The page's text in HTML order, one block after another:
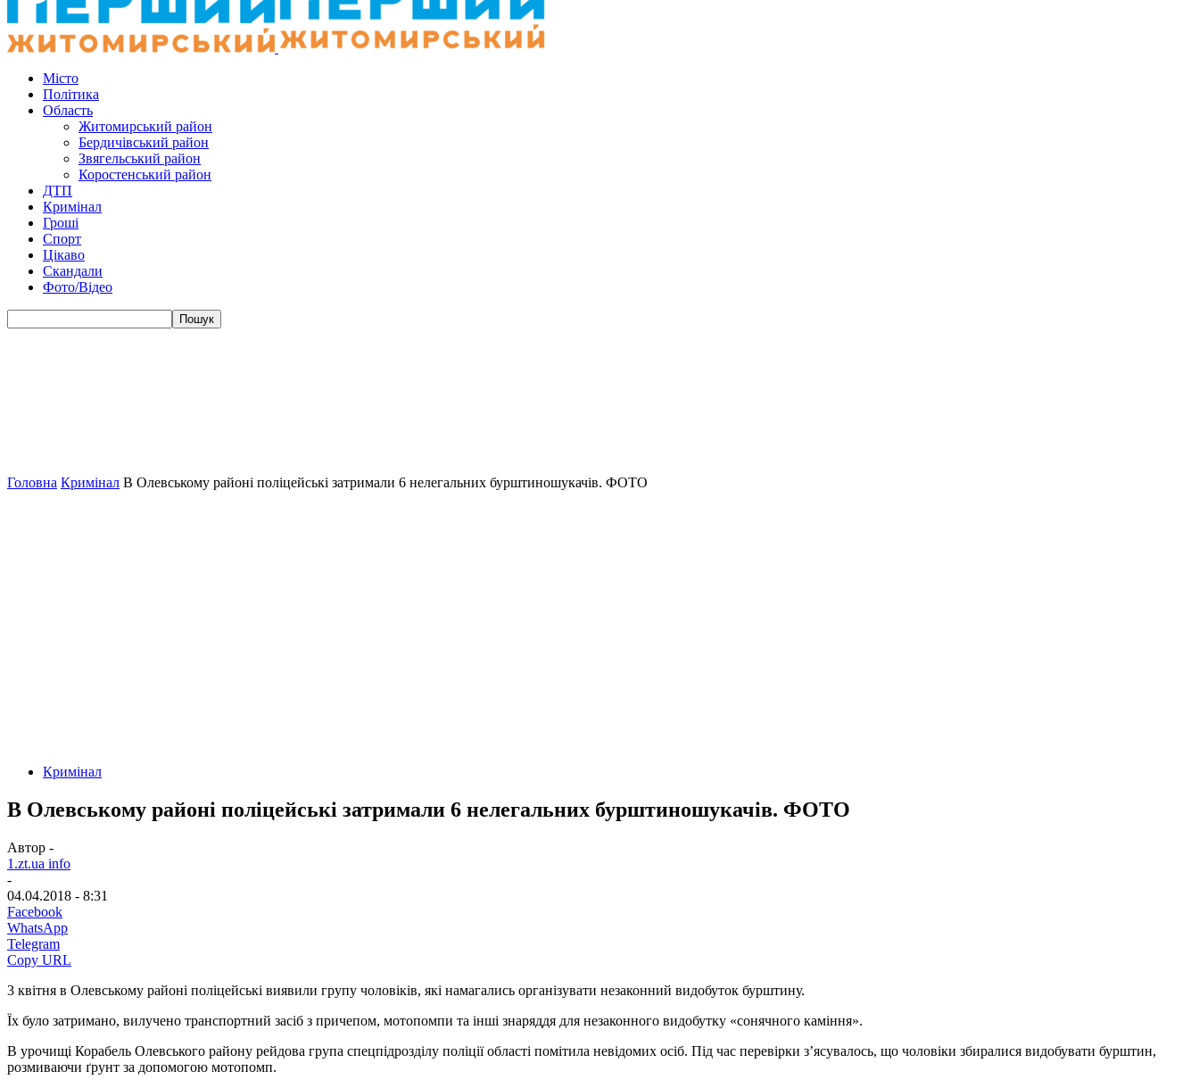
Місто
Політика
Область
Житомирський район
Бердичівський район
Звягельський район
Коростенський район
ДТП
Кримінал
Гроші
Спорт
Цікаво
Скандали
Фото/Відео
Головна Кримінал В Олевському районі поліцейські затримали 6 нелегальних бурштиношукачів. ФОТО
Кримінал
В Олевському районі поліцейські затримали 6 нелегальних бурштиношукачів. ФОТО
Автор -
1.zt.ua info
-
04.04.2018 - 8:31
Facebook
WhatsApp
Telegram
Copy URL
3 квітня в Олевському районі поліцейські виявили групу чоловіків, які намагались організувати незаконний видобуток бурштину.
Їх було затримано, вилучено транспортний засіб з причепом, мотопомпи та інші знаряддя для незаконного видобутку «сонячного каміння».
В урочищі Корабель Олевського району рейдова група спецпідрозділу поліції області помітила невідомих осіб. Під час перевірки з’ясувалось, що чоловіки збиралися видобувати бурштин,
розмиваючи ґрунт за допомогою мотопомп.